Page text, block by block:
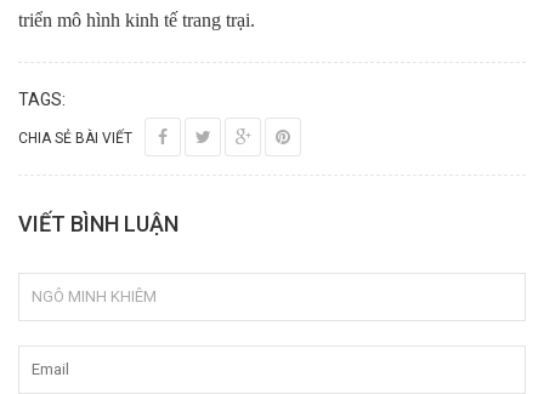
triển mô hình kinh tế trang trại.
TAGS:
CHIA SẺ BÀI VIẾT
VIẾT BÌNH LUẬN